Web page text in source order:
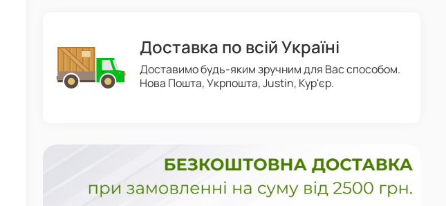
Доставка по всій Україні
Доставимо будь-яким зручним для Вас способом.
Нова Пошта, Укрпошта, Justin, Кур'єр.